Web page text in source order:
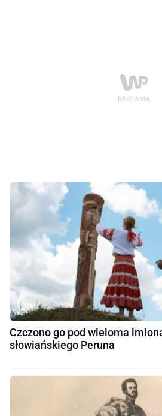
Czczono go pod wieloma
słowiańskiego Peruna